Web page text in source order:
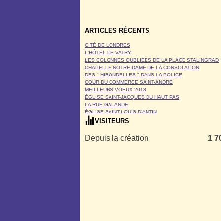
ARTICLES RÉCENTS
CITÉ DE LONDRES
L'HÔTEL DE VATRY
LES COLONNES OUBLIÉES DE LA PLACE STALINGRAD
CHAPELLE NOTRE-DAME DE LA CONSOLATION
DES " HIRONDELLES " DANS LA POLICE
COUR DU COMMERCE SAINT-ANDRÉ
MEILLEURS VOEUX 2018
ÉGLISE SAINT-JACQUES DU HAUT PAS
LA RUE GALANDE
ÉGLISE SAINT-LOUIS D'ANTIN
VISITEURS
Depuis la création 1